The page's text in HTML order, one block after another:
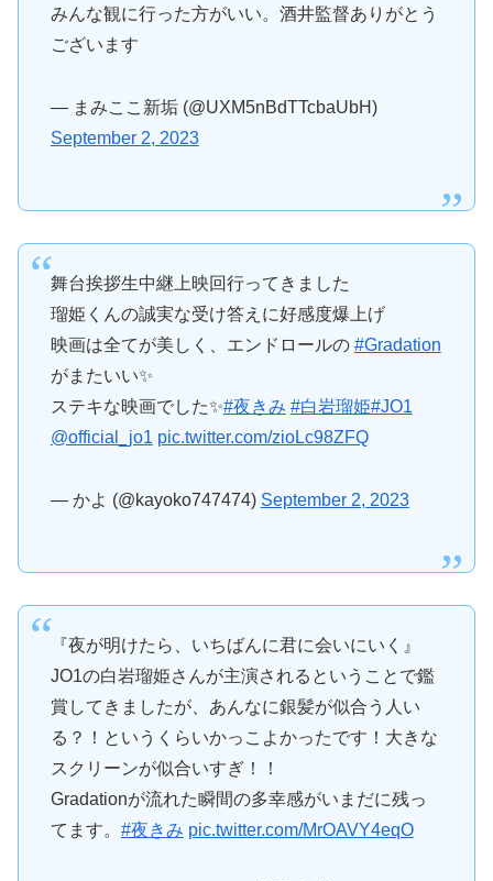
みんな観に行った方がいい。酒井監督ありがとう
ございます
— まみここ新垢 (@UXM5nBdTTcbaUbH)
September 2, 2023
舞台挨拶生中継上映回行ってきました
瑠姫くんの誠実な受け答えに好感度爆上げ
映画は全てが美しく、エンドロールの #Gradation
がまたいい✨️
ステキな映画でした✨️#夜きみ #白岩瑠姫#JO1
@official_jo1 pic.twitter.com/zioLc98ZFQ
— かよ (@kayoko747474) September 2, 2023
『夜が明けたら、いちばんに君に会いにいく』
JO1の白岩瑠姫さんが主演されるということで鑑
賞してきましたが、あんなに銀髪が似合う人い
る？！というくらいかっこよかったです！大きな
スクリーンが似合いすぎ！！
Gradationが流れた瞬間の多幸感がいまだに残っ
てます。 #夜きみ pic.twitter.com/MrOAVY4eqO